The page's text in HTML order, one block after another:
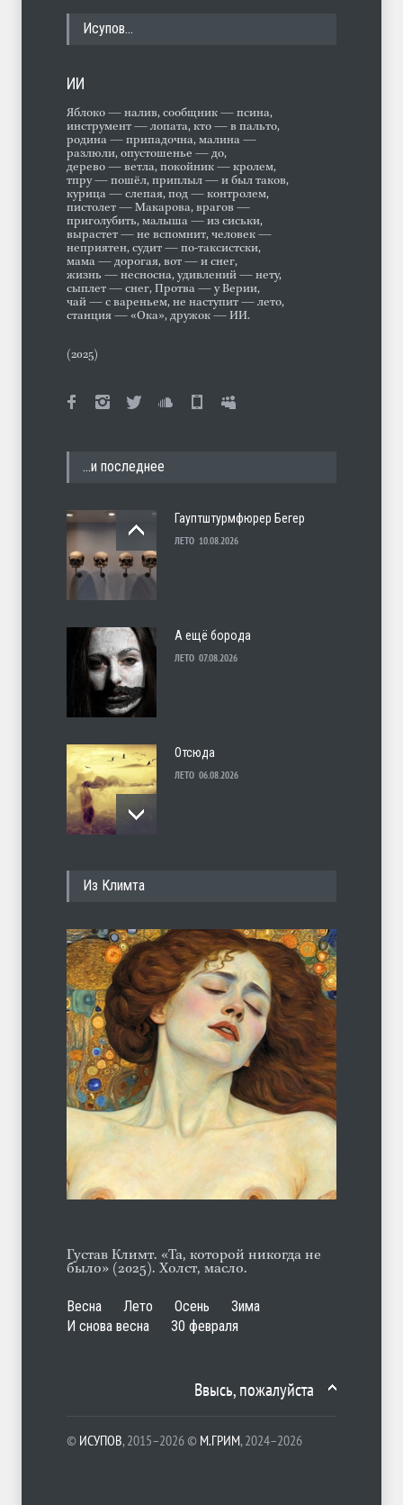
Исупов…
ИИ
Яблоко — налив, сообщник — псина,
инструмент — лопата, кто — в пальто,
родина — припадочна, малина —
разлюли, опустошенье — до,
дерево — ветла, покойник — кролем,
тпру — пошёл, приплыл — и был таков,
курица — слепая, под — контролем,
пистолет — Макарова, врагов —
приголубить, малыша — из сиськи,
вырастет — не вспомнит, человек —
неприятен, судит — по-таксистски,
мама — дорогая, вот — и снег,
жизнь — несносна, удивлений — нету,
сыплет — снег, Протва — у Верии,
чай — с вареньем, не наступит — лето,
станция — «Ока», дружок — ИИ.
(2025)
…и последнее
Гауптштурмфюрер Бегер
ЛЕТО 10.08.2026
А ещё борода
ЛЕТО 07.08.2026
Отсюда
ЛЕТО 06.08.2026
И перестану
ЛЕТО 04.08.2026
С теплотой
ЛЕТО 03.08.2026
Из Климта
Густав Климт. «Та, которой никогда не
было» (2025). Холст, масло.
Весна Лето Осень
Зима
И снова весна
30 февраля
Ввысь, пожалуйста
© ИСУПОВ, 2015–2026 © М.ГРИМ, 2024–2026